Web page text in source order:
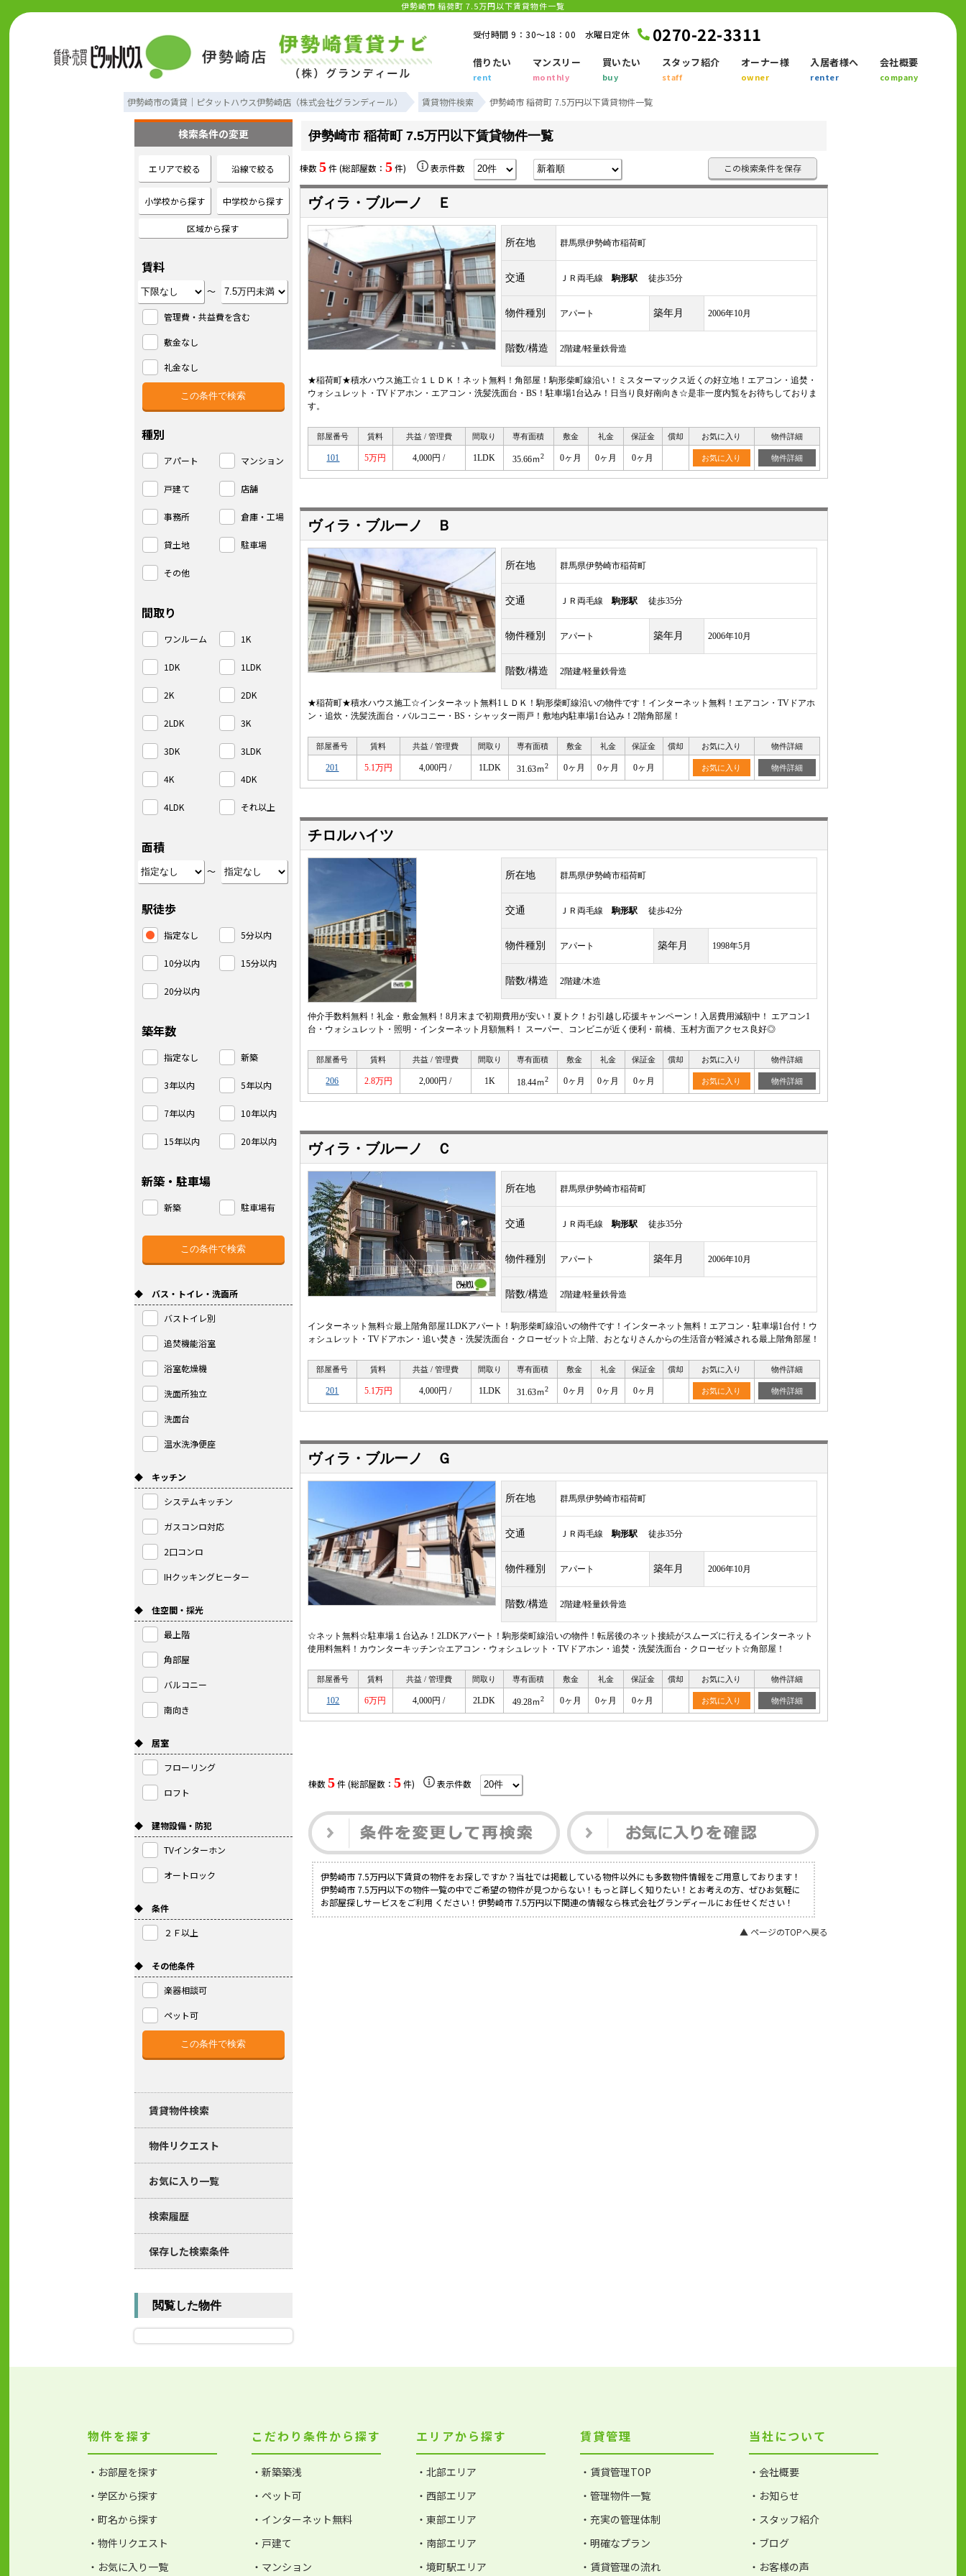
伊勢崎市 稲荷町 7.5万円以下賃貸物件一覧
受付時間 9：30～18：00 水曜日定休 0270-22-3311
借りたい
rent
マンスリー
monthly
買いたい
buy
スタッフ紹介
staff
オーナー様
owner
入居者様へ
renter
会社概要
company
伊勢崎市の賃貸｜ピタットハウス伊勢崎店（株式会社グランディール） 賃貸物件検索 伊勢崎市 稲荷町 7.5万円以下賃貸物件一覧
伊勢崎市 稲荷町 7.5万円以下賃貸物件一覧
棟数5件 (総部屋数： 5件) 表示件数 この検索条件を保存
ヴィラ・ブルーノ Ｅ
所在地 群馬県伊勢崎市稲荷町
交通 ＪＲ両毛線駒形駅徒歩35分
物件種別 アパート 築年月 2006年10月
階数/構造 2階建/軽量鉄骨造
★稲荷町★積水ハウス施工☆１ＬＤＫ！ネット無料！角部屋！駒形柴町線沿い！ミスターマックス近くの好立地！エアコン・追焚・
ウォシュレット・TVドアホン・エアコン・洗髪洗面台・BS！駐車場1台込み！日当り良好南向き☆是非一度内覧をお待ちしておりま
す。
部屋番号 賃料 共益 / 管理費 間取り 専有面積 敷金 礼金 保証金 償却 お気に入り 物件詳細
101 5万円 4,000円 / 1LDK 35.66ｍ2 0ヶ月 0ヶ月 0ヶ月 お気に入り 物件詳細
ヴィラ・ブルーノ Ｂ
所在地 群馬県伊勢崎市稲荷町
交通 ＪＲ両毛線駒形駅徒歩35分
物件種別 アパート 築年月 2006年10月
階数/構造 2階建/軽量鉄骨造
★稲荷町★積水ハウス施工☆インターネット無料1ＬＤＫ！駒形柴町線沿いの物件です！インターネット無料！エアコン・TVドアホ
ン・追炊・洗髪洗面台・バルコニー・BS・シャッター雨戸！敷地内駐車場1台込み！2階角部屋！
部屋番号 賃料 共益 / 管理費 間取り 専有面積 敷金 礼金 保証金 償却 お気に入り 物件詳細
201 5.1万円 4,000円 / 1LDK 31.63ｍ2 0ヶ月 0ヶ月 0ヶ月 お気に入り 物件詳細
チロルハイツ
所在地 群馬県伊勢崎市稲荷町
交通 ＪＲ両毛線駒形駅徒歩42分
物件種別 アパート 築年月 1998年5月
階数/構造 2階建/木造
仲介手数料無料！礼金・敷金無料！8月末まで初期費用が安い！夏トク！お引越し応援キャンペーン！入居費用減額中！ エアコン1
台・ウォシュレット・照明・インターネット月額無料！ スーパー、コンビニが近く便利・前橋、玉村方面アクセス良好◎
部屋番号 賃料 共益 / 管理費 間取り 専有面積 敷金 礼金 保証金 償却 お気に入り 物件詳細
206 2.8万円 2,000円 / 1K 18.44ｍ2 0ヶ月 0ヶ月 0ヶ月 お気に入り 物件詳細
ヴィラ・ブルーノ Ｃ
所在地 群馬県伊勢崎市稲荷町
交通 ＪＲ両毛線駒形駅徒歩35分
物件種別 アパート 築年月 2006年10月
階数/構造 2階建/軽量鉄骨造
インターネット無料☆最上階角部屋1LDKアパート！駒形柴町線沿いの物件です！インターネット無料！エアコン・駐車場1台付！ウ
ォシュレット・TVドアホン・追い焚き・洗髪洗面台・クローゼット☆上階、おとなりさんからの生活音が軽減される最上階角部屋！
部屋番号 賃料 共益 / 管理費 間取り 専有面積 敷金 礼金 保証金 償却 お気に入り 物件詳細
201 5.1万円 4,000円 / 1LDK 31.63ｍ2 0ヶ月 0ヶ月 0ヶ月 お気に入り 物件詳細
ヴィラ・ブルーノ Ｇ
所在地 群馬県伊勢崎市稲荷町
交通 ＪＲ両毛線駒形駅徒歩35分
物件種別 アパート 築年月 2006年10月
階数/構造 2階建/軽量鉄骨造
☆ネット無料☆駐車場１台込み！2LDKアパート！駒形柴町線沿いの物件！転居後のネット接続がスムーズに行えるインターネット
使用料無料！カウンターキッチン☆エアコン・ウォシュレット・TVドアホン・追焚・洗髪洗面台・クローゼット☆角部屋！
部屋番号 賃料 共益 / 管理費 間取り 専有面積 敷金 礼金 保証金 償却 お気に入り 物件詳細
102 6万円 4,000円 / 2LDK 49.28ｍ2 0ヶ月 0ヶ月 0ヶ月 お気に入り 物件詳細
棟数5件 (総部屋数：5件) 表示件数
伊勢崎市 7.5万円以下賃貸の物件をお探しですか？当社では掲載している物件以外にも多数物件情報をご用意しております！
伊勢崎市 7.5万円以下の物件一覧の中でご希望の物件が見つからない！もっと詳しく知りたい！とお考えの方、ぜひお気軽に
お部屋探しサービスをご利用 ください！伊勢崎市 7.5万円以下関連の情報なら株式会社グランディールにお任せください！
▲ ページのTOPへ戻る
検索条件の変更
エリアで絞る 沿線で絞る
小学校から探す 中学校から探す
区域から探す
賃料
～
管理費・共益費を含む
敷金なし
礼金なし
種別
アパート マンション
戸建て 店舗
事務所 倉庫・工場
貸土地 駐車場
その他
間取り
ワンルーム 1K
1DK 1LDK
2K 2DK
2LDK 3K
3DK 3LDK
4K 4DK
4LDK それ以上
面積
～
駅徒歩
指定なし 5分以内
10分以内 15分以内
20分以内
築年数
指定なし 新築
3年以内 5年以内
7年以内 10年以内
15年以内 20年以内
新築・駐車場
新築 駐車場有
◆ バス・トイレ・洗面所
バストイレ別
追焚機能浴室
浴室乾燥機
洗面所独立
洗面台
温水洗浄便座
◆ キッチン
システムキッチン
ガスコンロ対応
2口コンロ
IHクッキングヒーター
◆ 住空間・採光
最上階
角部屋
バルコニー
南向き
◆ 居室
フローリング
ロフト
◆ 建物設備・防犯
TVインターホン
オートロック
◆ 条件
２Ｆ以上
◆ その他条件
楽器相談可
ペット可
賃貸物件検索
物件リクエスト
お気に入り一覧
検索履歴
保存した検索条件
閲覧した物件
物件を探す
・お部屋を探す
・学区から探す
・町名から探す
・物件リクエスト
・お気に入り一覧
こだわり条件から探す
・新築築浅
・ペット可
・インターネット無料
・戸建て
・マンション
エリアから探す
・北部エリア
・西部エリア
・東部エリア
・南部エリア
・境町駅エリア
賃貸管理
・賃貸管理TOP
・管理物件一覧
・充実の管理体制
・明確なプラン
・賃貸管理の流れ
当社について
・会社概要
・お知らせ
・スタッフ紹介
・ブログ
・お客様の声